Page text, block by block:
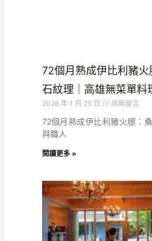
72個月熟成伊比利豬火
石紋理｜高雄無菜單料
2026 年 1 月 25 日 尚無留言
72個月熟成伊比利豬火腿：
與職人
閱讀更多 »